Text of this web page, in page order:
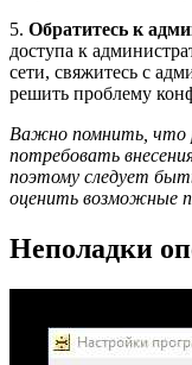
5. Обратитесь к
доступа к
сети, свяжитесь с
решить проблему
Важно помнить, что
потребовать
поэтому следует
оценить возможные
Неполадки